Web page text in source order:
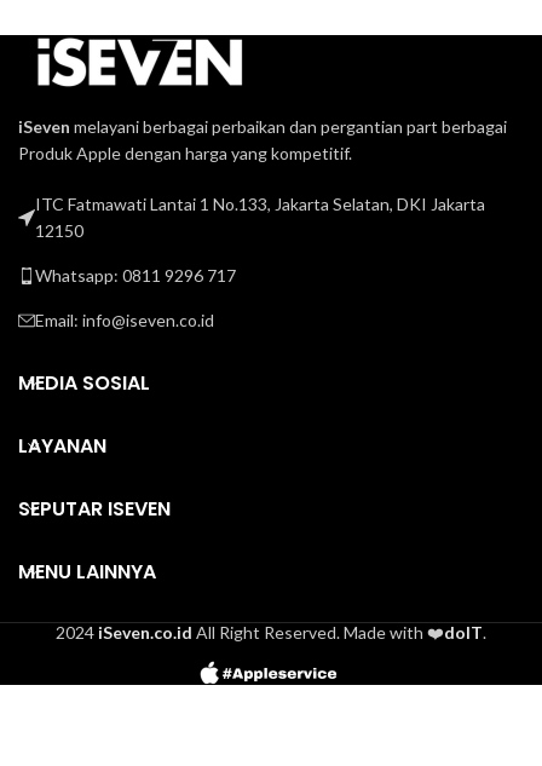
iSeven melayani berbagai perbaikan dan pergantian part berbagai
Produk Apple dengan harga yang kompetitif.
ITC Fatmawati Lantai 1 No.133, Jakarta Selatan, DKI Jakarta
12150
Whatsapp: 0811 9296 717
Email: info@iseven.co.id
MEDIA SOSIAL
LAYANAN
SEPUTAR ISEVEN
MENU LAINNYA
2024 iSeven.co.id All Right Reserved. Made with ❤️doIT.